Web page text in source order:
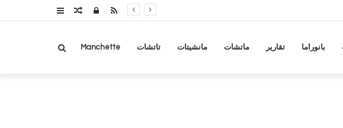
عمودمقالتسجيلRSS
بانوراما تقارير ماتشات مانشيتات تاتشات Manchette بحث